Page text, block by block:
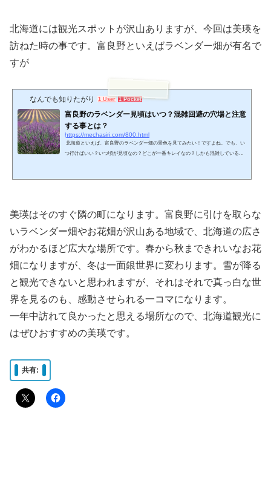
北海道には観光スポットが沢山ありますが、今回は美瑛を
訪ねた時の事です。富良野といえばラベンダー畑が有名で
すが
なんでも知りたがり 1 User 1 Pocket
富良野のラベンダー見頃はいつ？混雑回避の穴場と注意
する事とは？
https://mechasiri.com/800.html
北海道といえば、富良野のラベンダー畑の景色を見てみたい！ですよね。でも、い
つ行けばいい？いつ頃が見頃なの？どこが一番キレイなの？しかも混雑していると
美瑛はそのすぐ隣の町になります。富良野に引けを取らな
いラベンダー畑やお花畑が沢山ある地域で、北海道の広さ
がわかるほど広大な場所です。春から秋まできれいなお花
畑になりますが、冬は一面銀世界に変わります。雪が降る
と観光できないと思われますが、それはそれで真っ白な世
界を見るのも、感動させられる一コマになります。
一年中訪れて良かったと思える場所なので、北海道観光に
はぜひおすすめの美瑛です。
共有: